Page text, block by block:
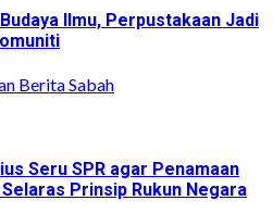
Ilmu, Perpustakaan Jadi
Berita Sabah
Seru SPR agar Penamaan
Prinsip Rukun Negara